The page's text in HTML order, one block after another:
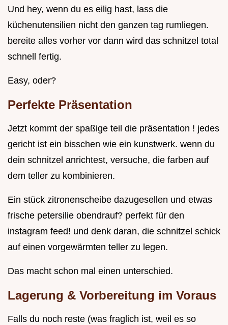
Und hey, wenn du es eilig hast, lass die
küchenutensilien nicht den ganzen tag rumliegen.
bereite alles vorher vor dann wird das schnitzel total
schnell fertig.
Easy, oder?
Perfekte Präsentation
Jetzt kommt der spaßige teil die präsentation ! jedes
gericht ist ein bisschen wie ein kunstwerk. wenn du
dein schnitzel anrichtest, versuche, die farben auf
dem teller zu kombinieren.
Ein stück zitronenscheibe dazugesellen und etwas
frische petersilie obendrauf? perfekt für den
instagram feed! und denk daran, die schnitzel schick
auf einen vorgewärmten teller zu legen.
Das macht schon mal einen unterschied.
Lagerung & Vorbereitung im Voraus
Falls du noch reste (was fraglich ist, weil es so